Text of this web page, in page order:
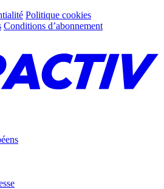
Politique cookies
Conditions d’abonnement